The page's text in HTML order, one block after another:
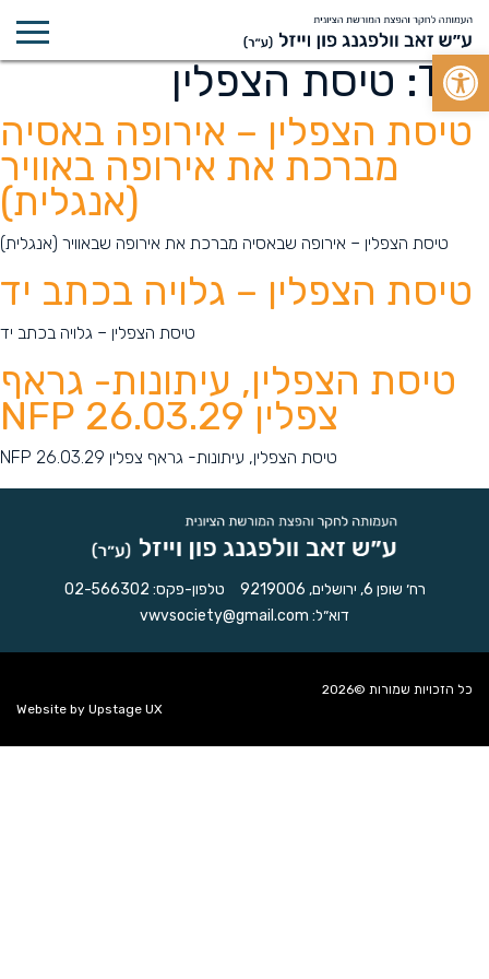
Open toolbar
Tag: טיסת הצפלין
טיסת הצפלין – אירופה באסיה
מברכת את אירופה באוויר
(אנגלית)
טיסת הצפלין – אירופה שבאסיה מברכת את אירופה שבאוויר (אנגלית)
טיסת הצפלין – גלויה בכתב יד
טיסת הצפלין – גלויה בכתב יד
טיסת הצפלין, עיתונות- גראף
צפלין 26.03.29 NFP
טיסת הצפלין, עיתונות- גראף צפלין 26.03.29 NFP
רח׳ שופן 6, ירושלים, 9219006 טלפון-פקס: 02-566302
דוא״ל: vwvsociety@gmail.com
כל הזכויות שמורות ©2026
Website by Upstage UX